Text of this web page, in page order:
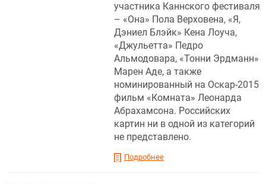
участника Каннского фестиваля
– «Она» Пола Верховена, «Я,
Дэниел Блэйк» Кена Лоуча,
«Джульетта» Педро
Альмодовара, «Тонни Эрдманн»
Марен Аде, а также
номинированный на Оскар-2015
фильм «Комната» Леонарда
Абрахамсона. Российских
картин ни в одной из категорий
не представлено.
Подробнее